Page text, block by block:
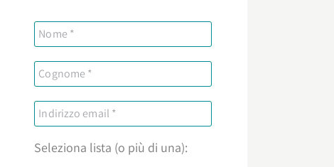
Seleziona lista (o più di una):